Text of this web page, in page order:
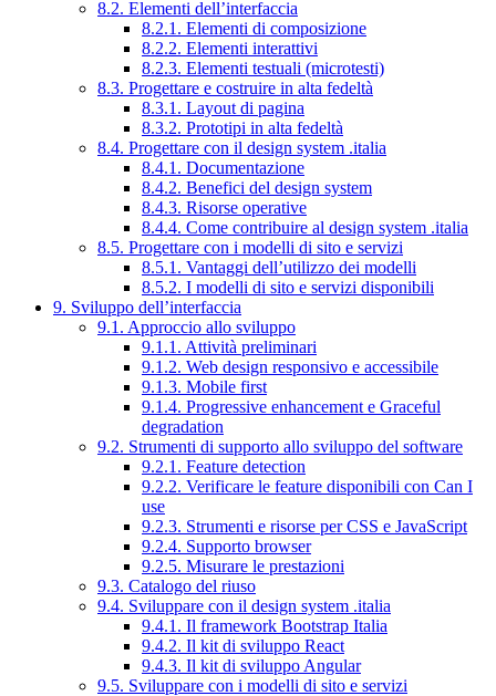
8.2. Elementi dell’interfaccia
8.2.1. Elementi di composizione
8.2.2. Elementi interattivi
8.2.3. Elementi testuali (microtesti)
8.3. Progettare e costruire in alta fedeltà
8.3.1. Layout di pagina
8.3.2. Prototipi in alta fedeltà
8.4. Progettare con il design system .italia
8.4.1. Documentazione
8.4.2. Benefici del design system
8.4.3. Risorse operative
8.4.4. Come contribuire al design system .italia
8.5. Progettare con i modelli di sito e servizi
8.5.1. Vantaggi dell’utilizzo dei modelli
8.5.2. I modelli di sito e servizi disponibili
9. Sviluppo dell’interfaccia
9.1. Approccio allo sviluppo
9.1.1. Attività preliminari
9.1.2. Web design responsivo e accessibile
9.1.3. Mobile first
9.1.4. Progressive enhancement e Graceful
degradation
9.2. Strumenti di supporto allo sviluppo del software
9.2.1. Feature detection
9.2.2. Verificare le feature disponibili con Can I
use
9.2.3. Strumenti e risorse per CSS e JavaScript
9.2.4. Supporto browser
9.2.5. Misurare le prestazioni
9.3. Catalogo del riuso
9.4. Sviluppare con il design system .italia
9.4.1. Il framework Bootstrap Italia
9.4.2. Il kit di sviluppo React
9.4.3. Il kit di sviluppo Angular
9.5. Sviluppare con i modelli di sito e servizi